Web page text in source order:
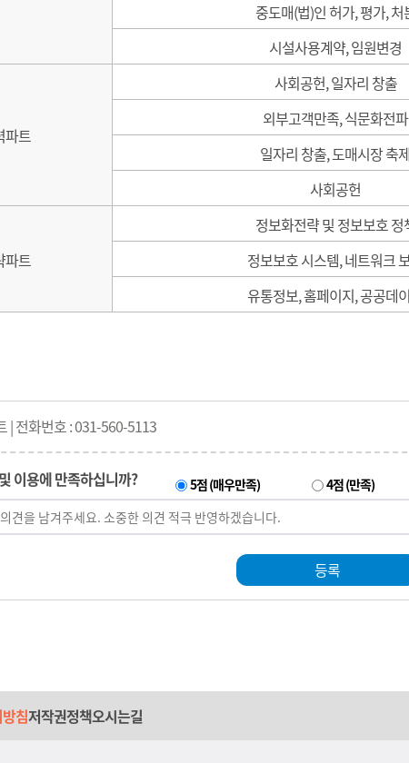
중도매(법)인 허가, 평가, 처
시설사용계약, 임원변경
파트
사회공헌, 일자리 창출
외부고객만족, 식문화전파
일자리 창출, 도매시장 축제
사회공헌
파트
정보화전략 및 정보보호 정
정보보호 시스템, 네트워크
유통정보, 홈페이지, 공공데
| 전화번호 : 031-560-5113
이용에 만족하십니까? 5점 (매우만족) 4점 (만족)
등록
침저작권정책오시는길